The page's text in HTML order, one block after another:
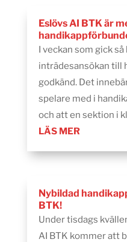
Eslövs AI BTK är
I veckan som gick så
inträdesansökan till
godkänd. Det
spelare med i
och att en sektion i
LÄS MER
Nybildad
BTK!
Under tisdags
AI BTK kommer att